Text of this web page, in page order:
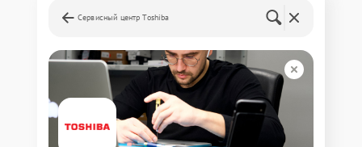
Сервисный центр Toshiba